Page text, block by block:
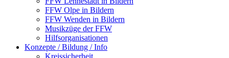
FFW Olpe in Bildern
FFW Wenden in Bildern
Musikzüge der FFW
Hilfsorganisationen
Konzepte / Bildung / Info
Kreissicherheit